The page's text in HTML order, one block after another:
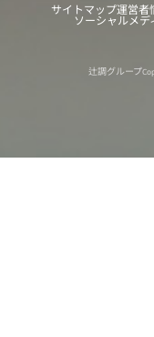
サイトマップ運営者
ソーシャルメ
辻調グループ